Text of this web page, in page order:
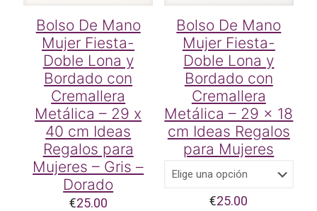
Bolso De Mano
Mujer Fiesta-
Doble Lona y
Bordado con
Cremallera
Metálica – 29 x
40 cm Ideas
Regalos para
Mujeres – Gris –
Dorado
€25.00
Bolso De Mano
Mujer Fiesta-
Doble Lona y
Bordado con
Cremallera
Metálica – 29 x 18
cm Ideas Regalos
para Mujeres
€25.00